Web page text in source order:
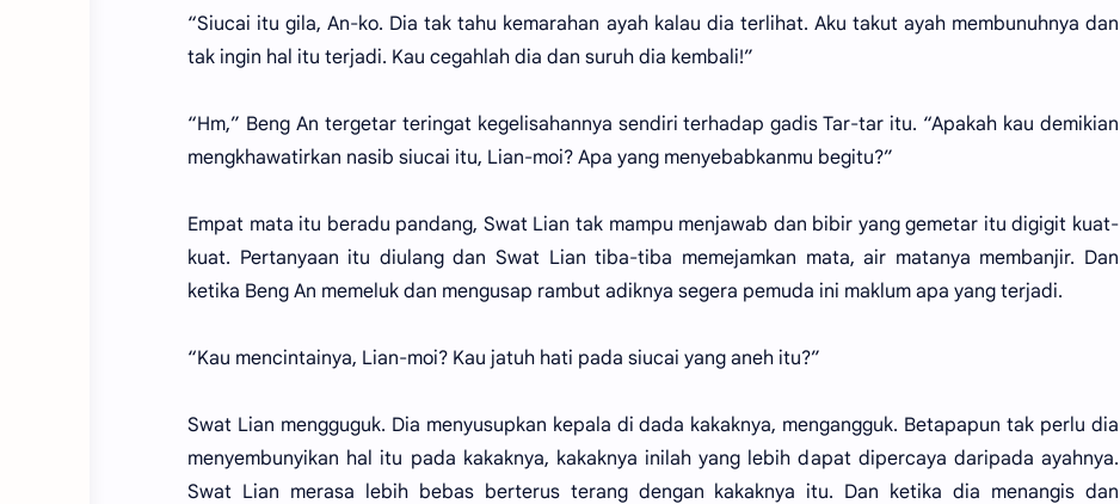
“Siucai itu gila, An-ko. Dia tak tahu kemarahan ayah kalau dia terlihat. Aku takut ayah membunuhnya dan
tak ingin hal itu terjadi. Kau cegahlah dia dan suruh dia kembali!”
“Hm,” Beng An tergetar teringat kegelisahannya sendiri terhadap gadis Tar-tar itu. “Apakah kau demikian
mengkhawatirkan nasib siucai itu, Lian-moi? Apa yang menyebabkanmu begitu?”
Empat mata itu beradu pandang, Swat Lian tak mampu menjawab dan bibir yang gemetar itu digigit kuat-
kuat. Pertanyaan itu diulang dan Swat Lian tiba-tiba memejamkan mata, air matanya membanjir. Dan
ketika Beng An memeluk dan mengusap rambut adiknya segera pemuda ini maklum apa yang terjadi.
“Kau mencintainya, Lian-moi? Kau jatuh hati pada siucai yang aneh itu?”
Swat Lian mengguguk. Dia menyusupkan kepala di dada kakaknya, mengangguk. Betapapun tak perlu dia
menyembunyikan hal itu pada kakaknya, kakaknya inilah yang lebih dapat dipercaya daripada ayahnya.
Swat Lian merasa lebih bebas berterus terang dengan kakaknya itu. Dan ketika dia menangis dan